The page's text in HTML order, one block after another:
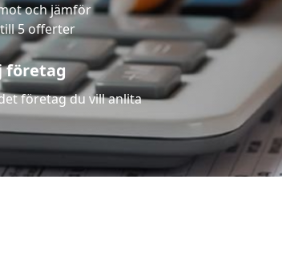
och jämför
5 offerter
företag
företag du vill anlita